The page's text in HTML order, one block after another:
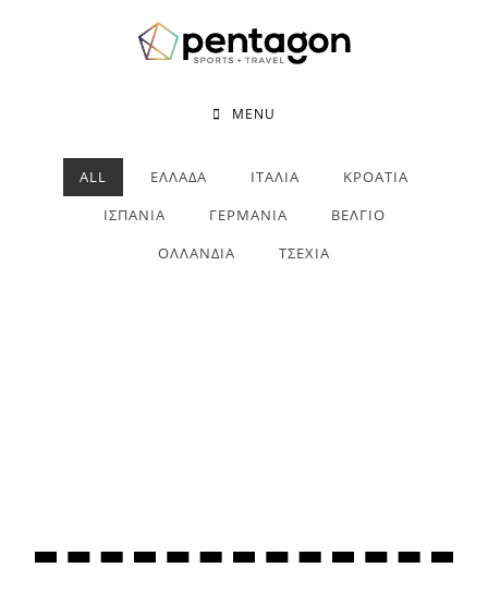
MENU
ALL ΕΛΛΑΔΑ ΙΤΑΛΙΑ
ΚΡΟΑΤΙΑ
ΙΣΠΑΝΙΑ
ΓΕΡΜΑΝΙΑ
ΒΕΛΓΙΟ
ΟΛΛΑΝΔΙΑ
ΤΣΕΧΙΑ